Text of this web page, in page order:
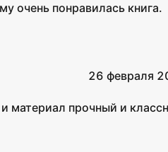
очень понравилась книга.
26 февраля
материал прочный и